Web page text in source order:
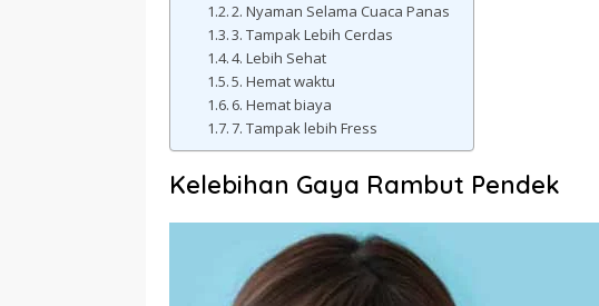
2. Nyaman Selama Cuaca Panas
3. Tampak Lebih Cerdas
4. Lebih Sehat
5. Hemat waktu
6. Hemat biaya
7. Tampak lebih Fress
Kelebihan Gaya Rambut Pendek